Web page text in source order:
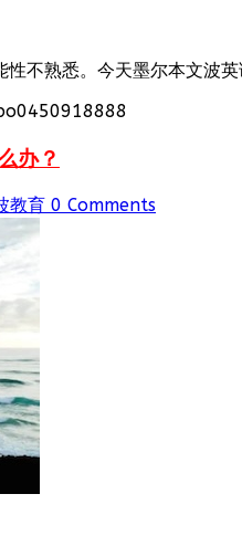
不熟悉。今天墨尔本文波
办？
教育 0 Comments